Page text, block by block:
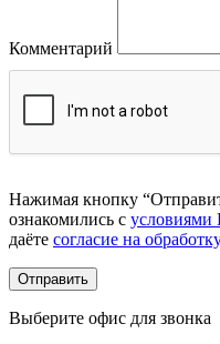
Комментарий
Нажимая кнопку
ознакомились с условиями
даёте согласие на
Выберите офис для звонка